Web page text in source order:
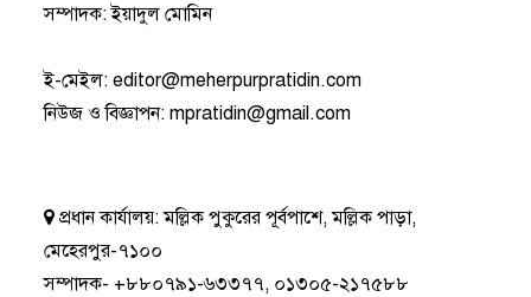
সম্পাদক: ইয়াদুল মোমিন
ই-মেইল:editor@meherpurpratidin.com
নিউজ ও বিজ্ঞাপন:mpratidin@gmail.com
প্রধান কার্যালয়:মল্লিক পুকুরের পূর্বপাশে, মল্লিক পাড়া,
মেহেরপুর-৭১০০
সম্পাদক- +৮৮০৭৯১-৬৩৩৭৭, ০১৩০৫-২১৭৫৮৮